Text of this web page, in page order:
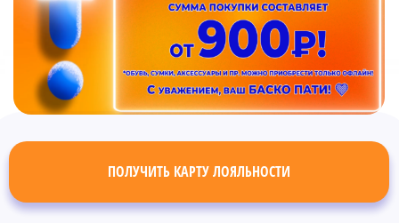
ПОЛУЧИТЬ КАРТУ ЛОЯЛЬНОСТИ